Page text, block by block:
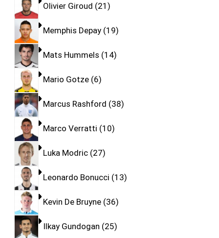
Olivier Giroud 21
Memphis Depay 19
Mats Hummels 14
Mario Gotze 6
Marcus Rashford 38
Marco Verratti 10
Luka Modric 27
Leonardo Bonucci 13
Kevin De Bruyne 36
Ilkay Gundogan 25